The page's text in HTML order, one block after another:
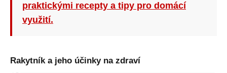
praktickými recepty a tipy pro domácí
využití.
Rakytník a jeho účinky na zdraví